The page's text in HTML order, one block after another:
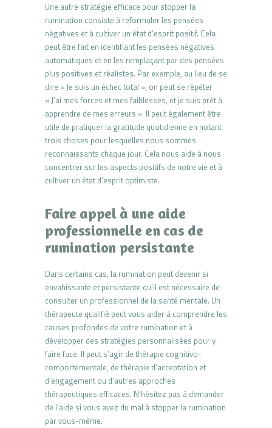
Une autre stratégie efficace pour stopper la
rumination consiste à reformuler les pensées
négatives et à cultiver un état d’esprit positif. Cela
peut être fait en identifiant les pensées négatives
automatiques et en les remplaçant par des pensées
plus positives et réalistes. Par exemple, au lieu de se
dire « Je suis un échec total », on peut se répéter
« J’ai mes forces et mes faiblesses, et je suis prêt à
apprendre de mes erreurs ». Il peut également être
utile de pratiquer la gratitude quotidienne en notant
trois choses pour lesquelles nous sommes
reconnaissants chaque jour. Cela nous aide à nous
concentrer sur les aspects positifs de notre vie et à
cultiver un état d’esprit optimiste.
Faire appel à une aide
professionnelle en cas de
rumination persistante
Dans certains cas, la rumination peut devenir si
envahissante et persistante qu’il est nécessaire de
consulter un professionnel de la santé mentale. Un
thérapeute qualifié peut vous aider à comprendre les
causes profondes de votre rumination et à
développer des stratégies personnalisées pour y
faire face. Il peut s’agir de thérapie cognitivo-
comportementale, de thérapie d’acceptation et
d’engagement ou d’autres approches
thérapeutiques efficaces. N’hésitez pas à demander
de l’aide si vous avez du mal à stopper la rumination
par vous-même.